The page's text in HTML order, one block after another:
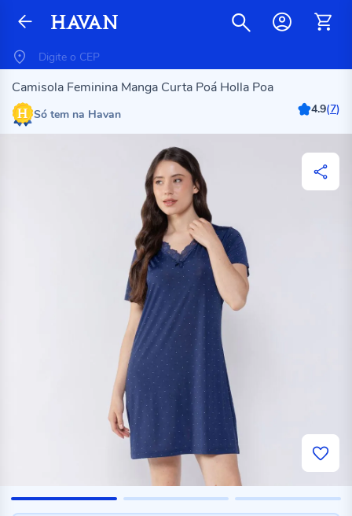
Camisola Feminina Manga Curta Poá Holla Poa
Só tem na Havan 4.9(7)